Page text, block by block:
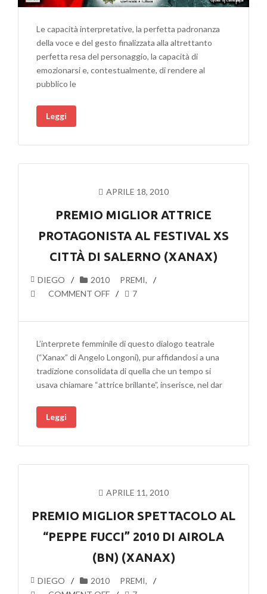
Le capacità interpretative, la perfetta padronanza
della voce e del gesto finalizzata alla altrettanto
perfetta resa del personaggio, la capacità di
emozionarsi e, contestualmente, di rendere al
pubblico le
Leggi
APRILE 18, 2010
PREMIO MIGLIOR ATTRICE
PROTAGONISTA AL FESTIVAL XS
CITTÀ DI SALERNO (XANAX)
DIEGO 2010 ,
PREMI
COMMENT OFF
7
L’interprete femminile di questo dialogo teatrale
(“Xanax” di Angelo Longoni), pur affidandosi a una
tradizione consolidata di quella che un tempo si
usava chiamare “attrice brillante”, inserisce, nel dar
Leggi
APRILE 11, 2010
PREMIO MIGLIOR SPETTACOLO AL
“PEPPE FUCCI” 2010 DI AIROLA
(BN) (XANAX)
DIEGO 2010 ,
PREMI